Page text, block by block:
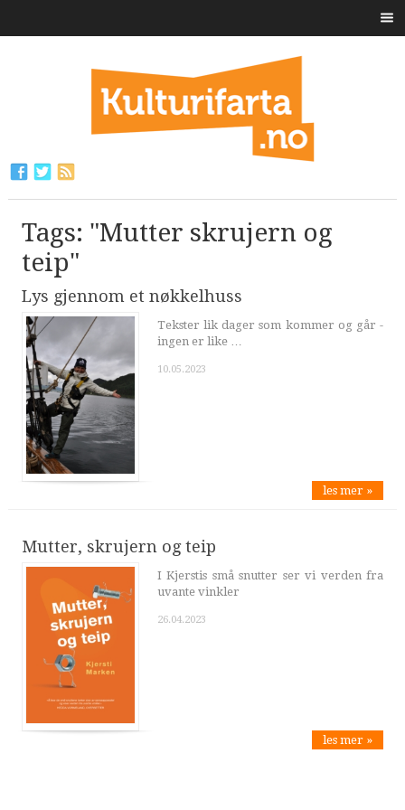
Tags: "Mutter skrujern og
teip"
Lys gjennom et nøkkelhuss
Tekster lik dager som kommer og går -
ingen er like …
10.05.2023
les mer »
Mutter, skrujern og teip
I Kjerstis små snutter ser vi verden fra
uvante vinkler
26.04.2023
les mer »